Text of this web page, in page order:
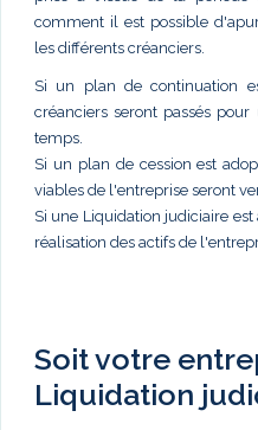
comment il est possible
les différents créanciers.
Si un plan de continuation
créanciers seront passés
temps.
Si un plan de cession est
viables de l'entreprise seront
Si une Liquidation judiciaire
réalisation des actifs de
Soit votre
Liquidation